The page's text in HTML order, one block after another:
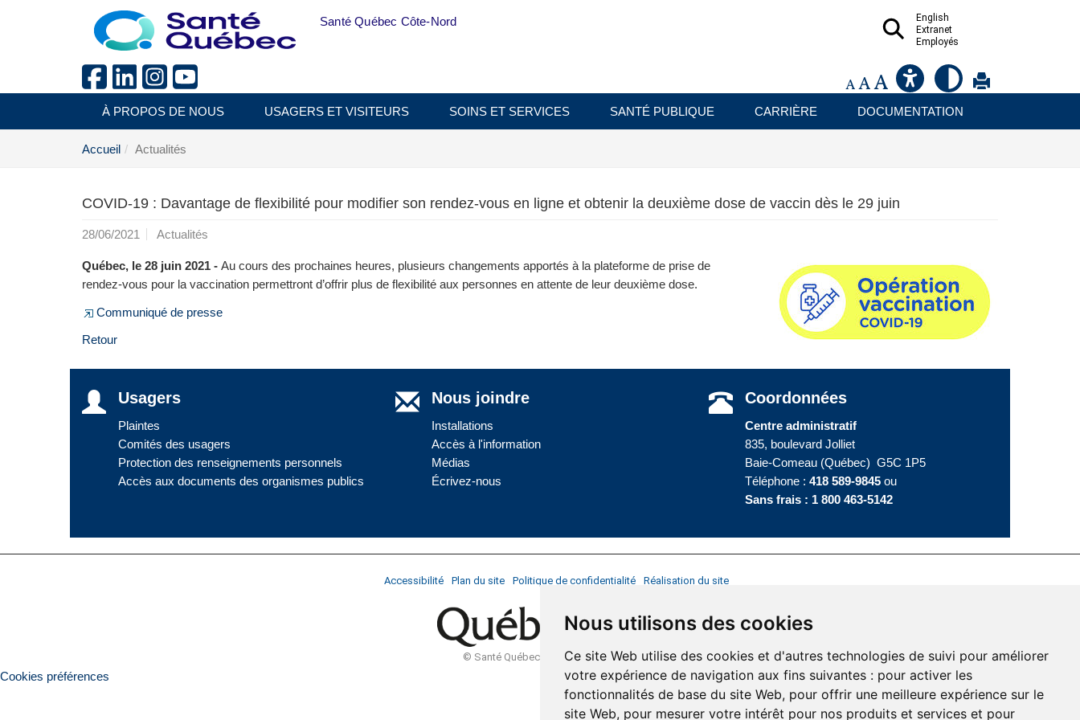
Nous utilisons des cookies
Ce site Web utilise des cookies et d'autres technologies de suivi pour améliorer
votre expérience de navigation aux fins suivantes : pour activer les
fonctionnalités de base du site Web, pour offrir une meilleure expérience sur le
site Web, pour mesurer votre intérêt pour nos produits et services et pour
Aller au menu principal
English
Extranet
Employés
Santé Québec Côte-Nord
À PROPOS DE NOUS USAGERS ET VISITEURS SOINS ET SERVICES SANTÉ PUBLIQUE CARRIÈRE DOCUMENTATION
Accueil Actualités
COVID-19 : Davantage de flexibilité pour modifier son rendez-vous en ligne et obtenir la deuxième dose de vaccin dès le 29 juin
28/06/2021 Actualités
Québec, le 28 juin 2021 - Au cours des prochaines heures, plusieurs changements apportés à la plateforme de prise de
rendez-vous pour la vaccination permettront d’offrir plus de flexibilité aux personnes en attente de leur deuxième dose.
Communiqué de presse
Retour
Usagers
Plaintes
Comités des usagers
Protection des renseignements personnels
Accès aux documents des organismes publics
Nous joindre
Installations
Accès à l'information
Médias
Écrivez-nous
Coordonnées
Centre administratif
835, boulevard Jolliet
Baie-Comeau (Québec) G5C 1P5
Téléphone : 418 589-9845 ou
Sans frais : 1 800 463-5142
Accessibilité Plan du site Politique de confidentialité Réalisation du site
© Santé Québec Côte-Nord, 2026
Cookies préférences